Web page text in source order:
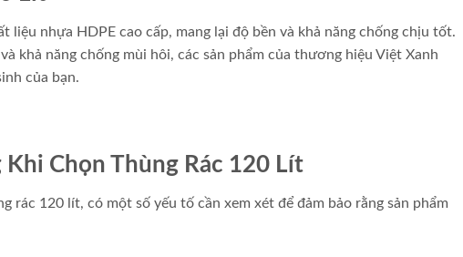
nhựa HDPE cao cấp, mang lại độ bền và khả năng chống chịu tốt.
khả năng chống mùi hôi, các sản phẩm của thương hiệu Việt Xanh
của bạn.
Chọn Thùng Rác 120 Lít
rác 120 lít, có một số yếu tố cần xem xét để đảm bảo rằng sản phẩm